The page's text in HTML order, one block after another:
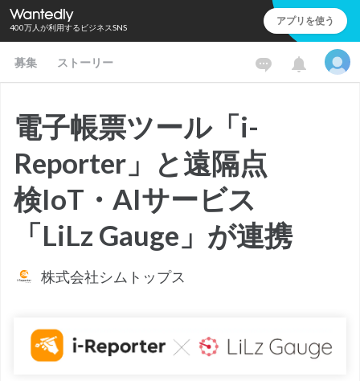
400万人が利用するビジネスSNS アプリを使う
募集 ストーリー
電子帳票ツール「i-
Reporter」と遠隔点
検IoT・AIサービス
「LiLz Gauge」が連携
株式会社シムトップス